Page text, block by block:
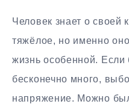
Человек знает о своей
тяжёлое, но именно
жизнь особенной.
бесконечно много,
напряжение. Можно